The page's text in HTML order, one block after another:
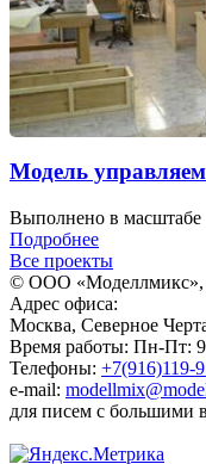
Модель
Выполнено в масштабе
Подробнее
Все проекты
© ООО «Моделлмикс»,
Адрес офиса:
Москва, Северное
Время работы: Пн-Пт:
Телефоны: +7(916)119-
e-mail:
для писем с большими